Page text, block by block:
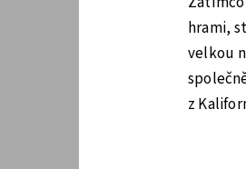
hrami,
velkou
z